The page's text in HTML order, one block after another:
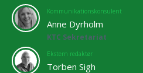
Kommunikationskonsulent
Anne Dyrholm
KTC Sekretariat
Ekstern redaktør
Torben Sigh